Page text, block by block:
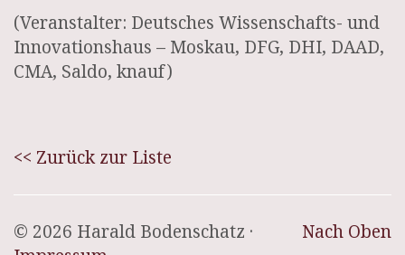
(Veranstalter: Deutsches Wissenschafts- und
Innovationshaus – Moskau, DFG, DHI, DAAD,
CMA, Saldo, knauf)
<< Zurück zur Liste
Nach Oben
© 2026 Harald Bodenschatz ·